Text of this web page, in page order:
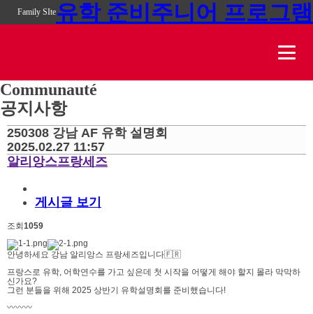
Family SIte유학 준비주니어 프로그램
Communauté
공지사항
250308 강남 AF 유학 설명회
2025.02.27 11:57
알리앙스프랑세즈
게시글 보기
조회 1059
안녕하세요 강남 알리앙스 프랑세즈입니다🇫🇷
프랑스로 유학, 어학연수를 가고 싶은데 첫 시작을 어떻게 해야 할지 몰라 막막하
신가요?
그런 분들을 위해 2025 상반기 유학설명회를 준비했습니다!
〰️〰️〰️